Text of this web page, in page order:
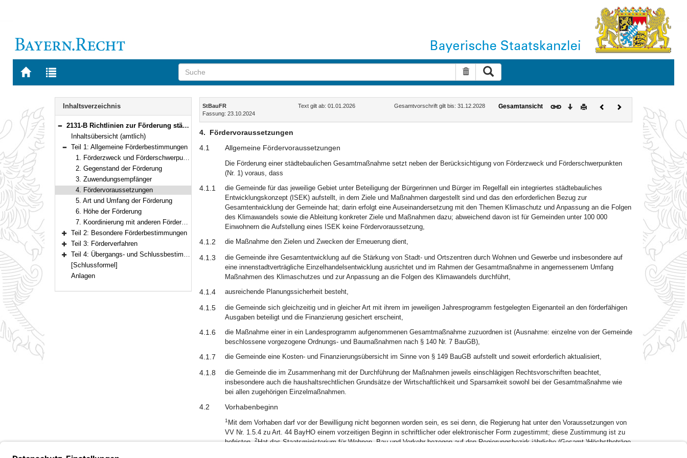
Zur
BAYERN.RECHT
Zur
letzten
Suche zurücksetzen
Navigation
Inhaltsverzeichnis
Bereich reduzieren
2131-B Richtlinien zur Förderung städtebaulicher Erneuerungsmaßnahmen (Städtebauförderungsrichtlinien – StBauFR) Bekanntmachung des Bayerischen Staatsministeriums für Wohnen, Bau und Verkehr vom 23. Oktober 2024, Az. 36-4607.1-6-1 (BayMBl. Nr. 524 )
Inhaltsübersicht (amtlich)
Bereich reduzieren
Teil 1: Allgemeine Förderbestimmungen
1. Förderzweck und Förderschwerpunkte
2. Gegenstand der Förderung
3. Zuwendungsempfänger
4. Fördervoraussetzungen
5. Art und Umfang der Förderung
6. Höhe der Förderung
7. Koordinierung mit anderen Förderbereichen, Subsidiarität
Bereich erweitern
Teil 2: Besondere Förderbestimmungen
Bereich erweitern
Teil 3: Förderverfahren
Bereich erweitern
Teil 4: Übergangs- und Schlussbestimmungen
[Schlussformel]
Anlagen
Inhalt
StBauFR Text gilt ab: 01.01.2026
Gesamtvorschrift gilt bis: 31.12.2028
Fassung: 23.10.2024
Gesamtansicht Download
DruckenVorherigesNächstes
Dokument
4.
Fördervoraussetzungen
4.1
Allgemeine Fördervoraussetzungen
Die Förderung einer städtebaulichen Gesamtmaßnahme setzt neben der Berücksichtigung von Förderzweck und Förderschwerpunkten
(Nr. 1) voraus, dass
4.1.1
die Gemeinde für das jeweilige Gebiet unter Beteiligung der Bürgerinnen und Bürger im Regelfall ein integriertes städtebauliches
Entwicklungskonzept (ISEK) aufstellt, in dem Ziele und Maßnahmen dargestellt sind und das den erforderlichen Bezug zur
Gesamtentwicklung der Gemeinde hat; darin erfolgt eine Auseinandersetzung mit den Themen Klimaschutz und Anpassung an die Folgen
des Klimawandels sowie die Ableitung konkreter Ziele und Maßnahmen dazu; abweichend davon ist für Gemeinden unter 100 000
Einwohnern die Aufstellung eines ISEK keine Fördervoraussetzung,
4.1.2 die Maßnahme den Zielen und Zwecken der Erneuerung dient,
4.1.3
die Gemeinde ihre Gesamtentwicklung auf die Stärkung von Stadt- und Ortszentren durch Wohnen und Gewerbe und insbesondere auf
eine innenstadtverträgliche Einzelhandelsentwicklung ausrichtet und im Rahmen der Gesamtmaßnahme in angemessenem Umfang
Maßnahmen des Klimaschutzes und zur Anpassung an die Folgen des Klimawandels durchführt,
4.1.4 ausreichende Planungssicherheit besteht,
4.1.5
die Gemeinde sich gleichzeitig und in gleicher Art mit ihrem im jeweiligen Jahresprogramm festgelegten Eigenanteil an den förderfähigen
Ausgaben beteiligt und die Finanzierung gesichert erscheint,
4.1.6
die Maßnahme einer in ein Landesprogramm aufgenommenen Gesamtmaßnahme zuzuordnen ist (Ausnahme: einzelne von der Gemeinde
beschlossene vorgezogene Ordnungs- und Baumaßnahmen nach § 140 Nr. 7 BauGB),
4.1.7 die Gemeinde eine Kosten- und Finanzierungsübersicht im Sinne von § 149 BauGB aufstellt und soweit erforderlich aktualisiert,
4.1.8
die Gemeinde die im Zusammenhang mit der Durchführung der Maßnahmen jeweils einschlägigen Rechtsvorschriften beachtet,
insbesondere auch die haushaltsrechtlichen Grundsätze der Wirtschaftlichkeit und Sparsamkeit sowohl bei der Gesamtmaßnahme wie
bei allen zugehörigen Einzelmaßnahmen.
4.2 Vorhabenbeginn
1 Mit dem Vorhaben darf vor der Bewilligung nicht begonnen worden sein, es sei denn, die Regierung hat unter den Voraussetzungen von
VV Nr. 1.5.4 zu Art. 44 BayHO einem vorzeitigen Beginn in schriftlicher oder elektronischer Form zugestimmt; diese Zustimmung ist zu
befristen.2Hat das Staatsministerium für Wohnen, Bau und Verkehr bezogen auf den Regierungsbezirk jährliche (Gesamt-)Höchstbeträge